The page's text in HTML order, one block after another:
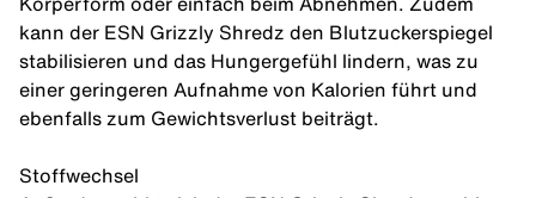
kann der ESN Grizzly Shredz den Blutzuckerspiegel
stabilisieren und das Hungergefühl lindern, was zu
einer geringeren Aufnahme von Kalorien führt und
ebenfalls zum Gewichtsverlust beiträgt.
Stoffwechsel